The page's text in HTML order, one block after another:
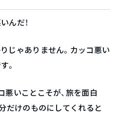
んだ！
じゃありません。カッコ悪い
。
悪いことこそが、旅を面白
分だけのものにしてくれると